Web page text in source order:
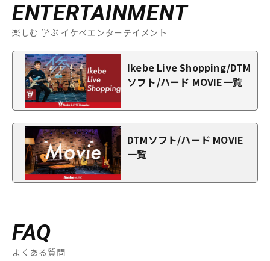
ENTERTAINMENT
楽しむ 学ぶ イケベエンターテイメント
Ikebe Live Shopping/DTM
ソフト/ハード MOVIE一覧
DTMソフト/ハード MOVIE
一覧
FAQ
よくある質問